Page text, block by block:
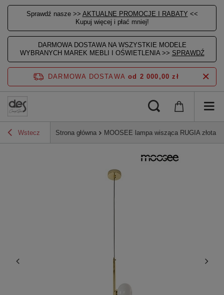
Sprawdź nasze >> AKTUALNE PROMOCJE I RABATY <<
Kupuj więcej i płać mniej!
DARMOWA DOSTAWA NA WSZYSTKIE MODELE
WYBRANYCH MAREK MEBLI I OŚWIETLENIA >> SPRAWDŹ
DARMOWA DOSTAWA od 2 000,00 zł
Wstecz Strona główna MOOSEE lampa wisząca RUGIA złota